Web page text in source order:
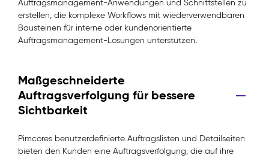
Auftragsmanagement-Anwendungen und Schnittstellen zu
erstellen, die komplexe Workflows mit wiederverwendbaren
Bausteinen für interne oder kundenorientierte
Auftragsmanagement-Lösungen unterstützen.
Maßgeschneiderte
Auftragsverfolgung für bessere
Sichtbarkeit
Pimcores benutzerdefinierte Auftragslisten und Detailseiten
bieten den Kunden eine Auftragsverfolgung, die auf ihre